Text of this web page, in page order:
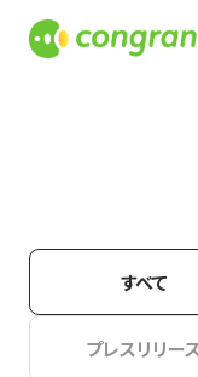
すべて
プレスリリー